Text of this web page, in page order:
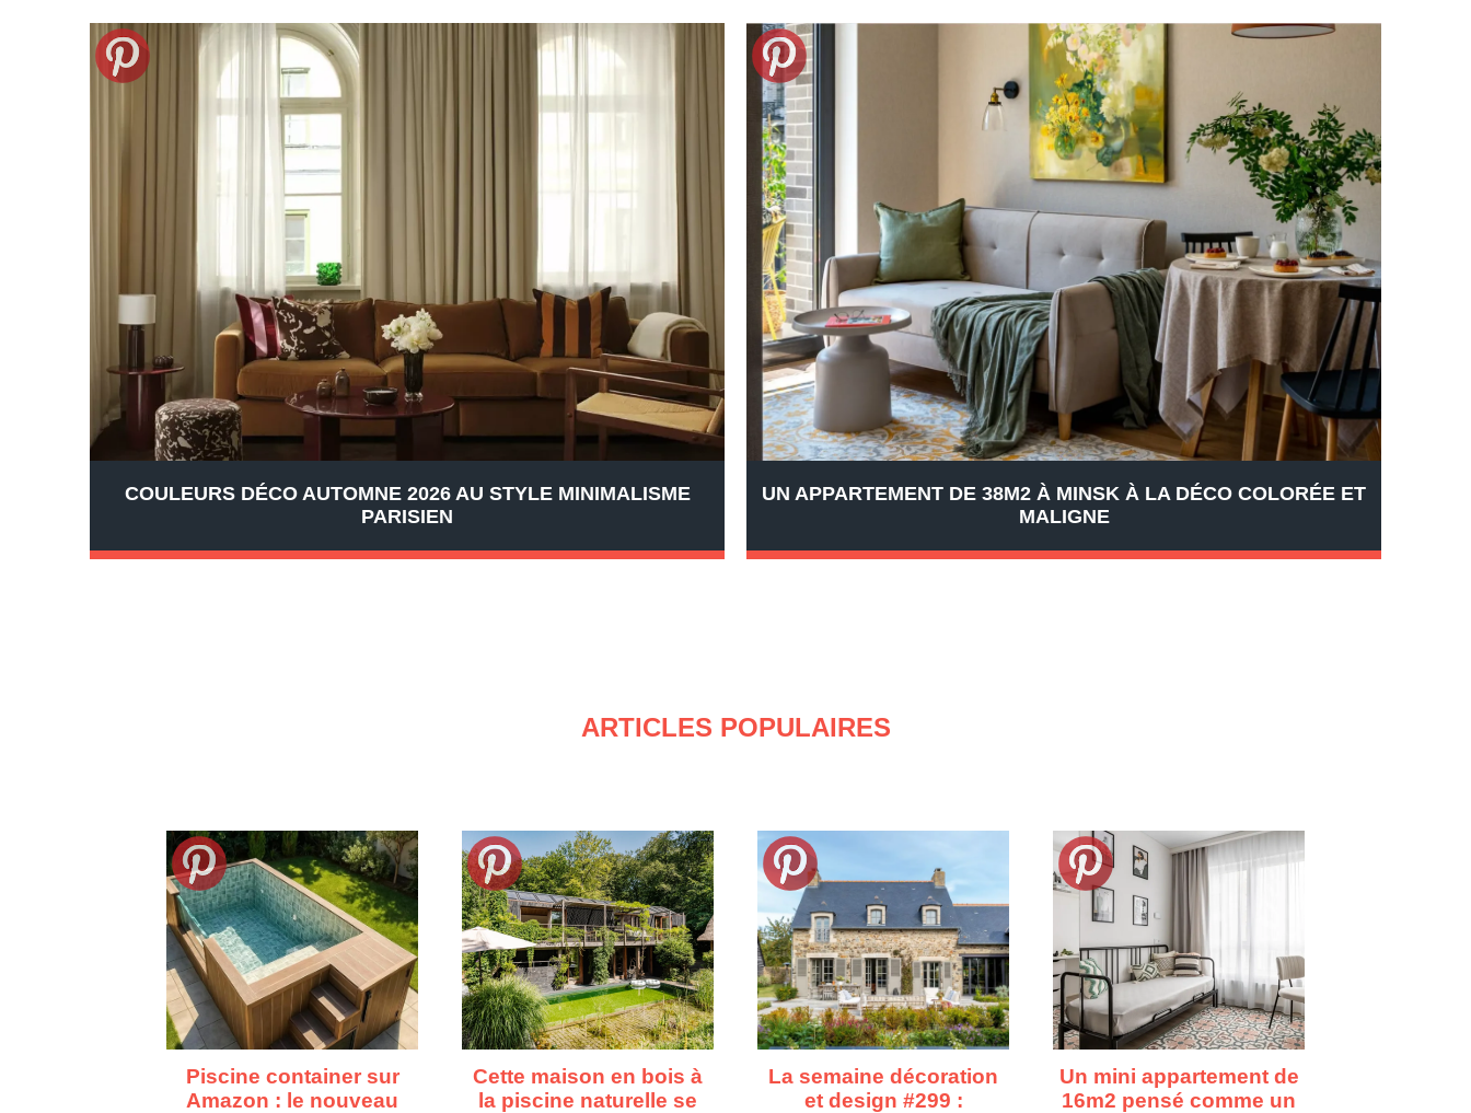
COULEURS DÉCO AUTOMNE 2026 AU STYLE MINIMALISME
PARISIEN
UN APPARTEMENT DE 38M2 À MINSK À LA DÉCO COLORÉE ET
MALIGNE
ARTICLES POPULAIRES
Piscine container sur
Amazon : le nouveau
Cette maison en bois à
la piscine naturelle se
La semaine décoration
et design #299 :
Un mini appartement de
16m2 pensé comme un